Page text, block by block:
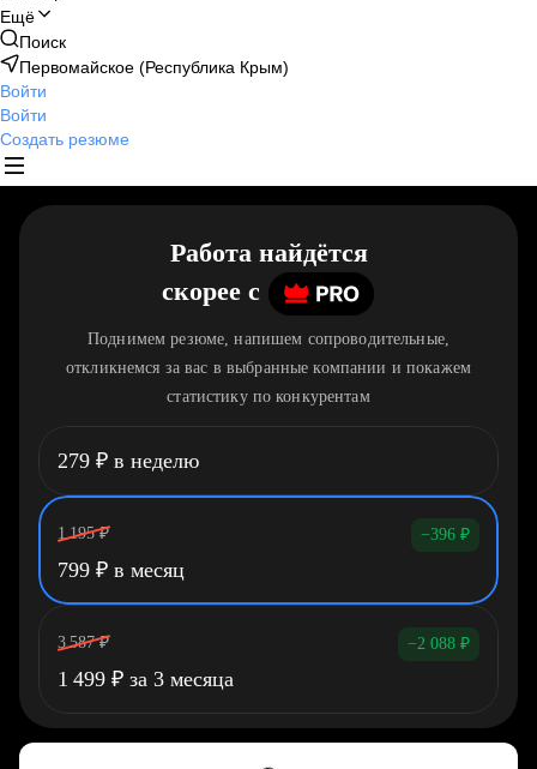
Ещё
Поиск
Первомайское (Республика Крым)
Войти
Войти
Создать резюме
Работа найдётся
скорее c
Поднимем резюме, напишем сопроводительные,
откликнемся за вас в выбранные компании и покажем
статистику по конкурентам
279 ₽ в неделю
1 195 ₽ −396 ₽
799 ₽ в месяц
3 587 ₽ −2 088 ₽
1 499 ₽ за 3 месяца